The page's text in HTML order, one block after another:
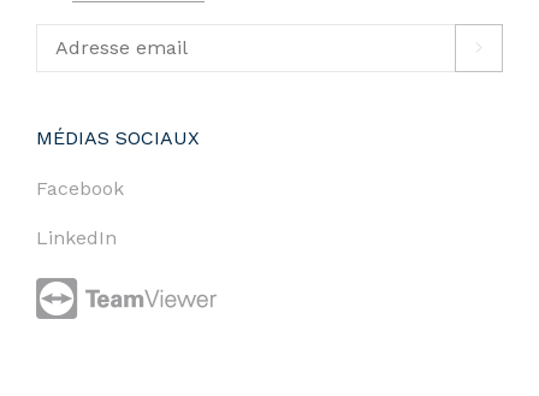
MÉDIAS SOCIAUX
Facebook
LinkedIn